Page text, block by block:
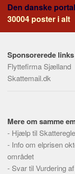
Transport
Alle
Køb og salg
Økonomi
Praktisk
Alle
Meta
Den danske portal
30004 poster i alt
Sponsorerede links
Flyttefirma Sjælland
Skattemail.dk
Mere om samme
- Hjælp til
- Info om elprisen
området
- Svar til Vurdering